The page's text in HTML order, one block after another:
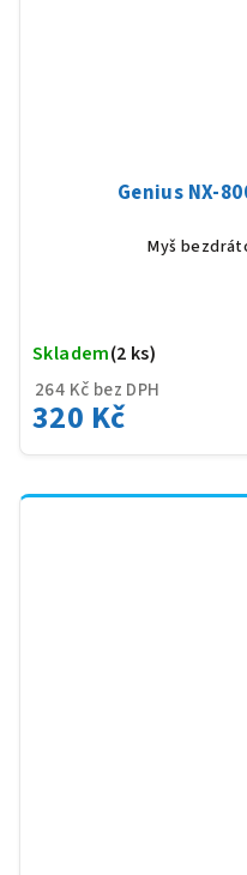
Genius NX-
Myš
264 Kč bez DPH
320 Kč
Skladem(2 ks)